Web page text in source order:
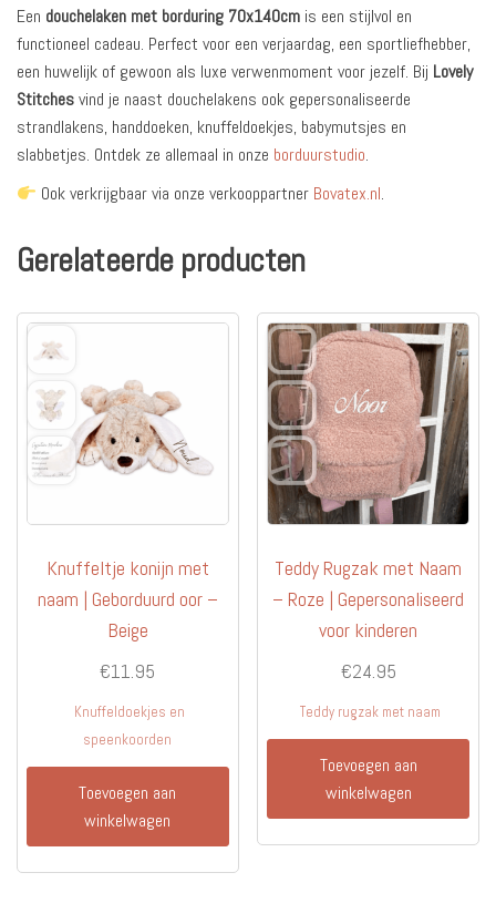
Een douchelaken met borduring 70x140cm is een stijlvol en
functioneel cadeau. Perfect voor een verjaardag, een sportliefhebber,
een huwelijk of gewoon als luxe verwenmoment voor jezelf. Bij Lovely
Stitchesvind je naast douchelakens ook gepersonaliseerde
strandlakens, handdoeken, knuffeldoekjes, babymutsjes en
slabbetjes. Ontdek ze allemaal in onze borduurstudio.
Ook verkrijgbaar via onze verkooppartner Bovatex.nl.
Gerelateerde producten
Knuffeltje konijn met
naam | Geborduurd oor –
Beige
€11.95
Knuffeldoekjes en
speenkoorden
Toevoegen aan
winkelwagen
Teddy Rugzak met Naam
– Roze | Gepersonaliseerd
voor kinderen
€24.95
Teddy rugzak met naam
Toevoegen aan
winkelwagen